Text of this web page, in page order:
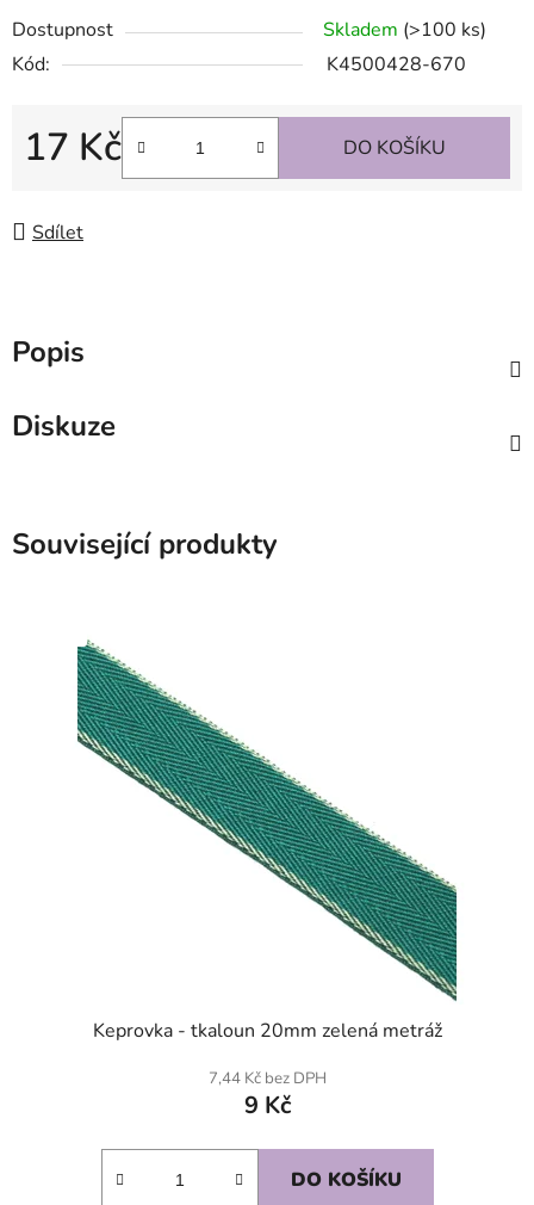
Dostupnost Skladem (>100 ks)
Kód:
K4500428-670
17 Kč
Měrná cena:
DO KOŠÍKU
Sdílet
Popis
Diskuze
Související produkty
Keprovka - tkaloun 20mm zelená metráž
7,44 Kč bez DPH
9 Kč
DO KOŠÍKU